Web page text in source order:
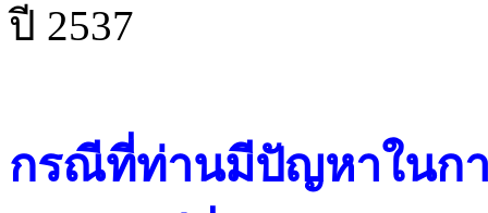
ปี 2537
กรณีที่ท่านมีปัญหาในกา